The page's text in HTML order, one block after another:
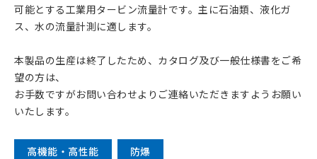
可能とする工業用タービン流量計です。主に石油類、液化ガ
ス、水の流量計測に適します。
本製品の生産は終了したため、カタログ及び一般仕様書をご希
望の方は、
お手数ですがお問い合わせよりご連絡いただきますようお願い
いたします。
高機能・高性能 防爆